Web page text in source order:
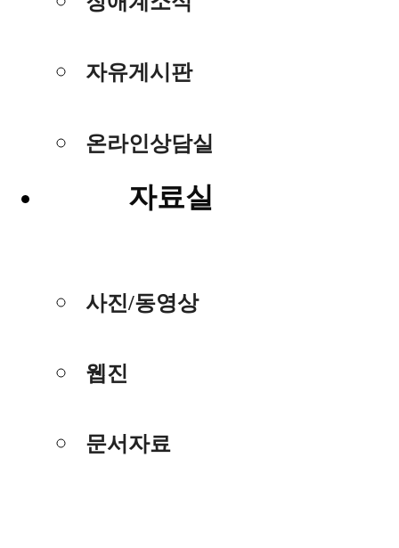
자유게시판
온라인상담실
자료실
사진/동영상
웹진
문서자료